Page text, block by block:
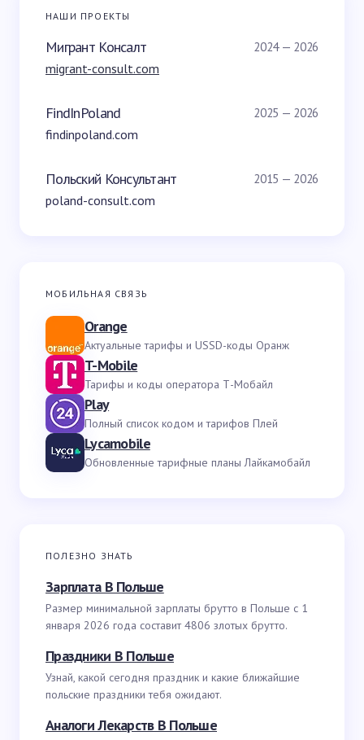
НАШИ ПРОЕКТЫ
Мигрант Консалт 2024 — 2026
migrant-consult.com
FindInPoland 2025 — 2026
findinpoland.com
Польский Консультант 2015 — 2026
poland-consult.com
МОБИЛЬНАЯ СВЯЗЬ
Orange
Актуальные тарифы и USSD-коды Оранж
T-Mobile
Тарифы и коды оператора Т-Мобайл
Play
Полный список кодом и тарифов Плей
Lycamobile
Обновленные тарифные планы Лайкамобайл
ПОЛЕЗНО ЗНАТЬ
Зарплата В Польше
Размер минимальной зарплаты брутто в Польше с 1
января 2026 года составит 4806 злотых брутто.
Праздники В Польше
Узнай, какой сегодня праздник и какие ближайшие
польские праздники тебя ожидают.
Аналоги Лекарств В Польше